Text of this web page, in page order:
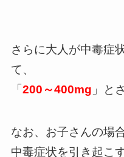
さらに大人が中毒症
て、
「200～400mg 」と
なお、お子さんの場
中毒症状を引き起こ